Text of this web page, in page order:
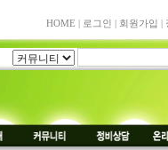
HOME 로그인 회원가입